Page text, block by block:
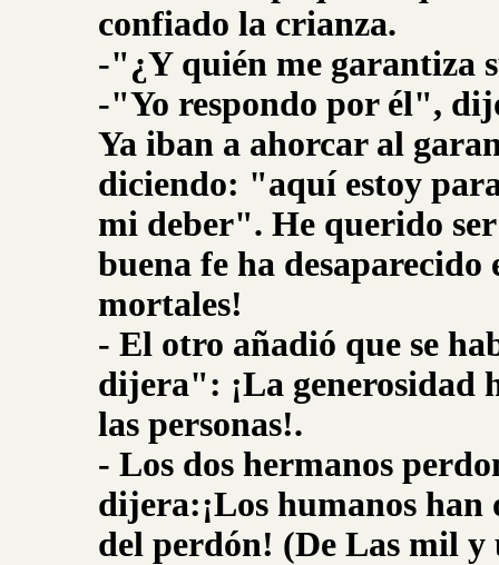
confiado la crianza.
-"¿Y quién me garantiza
-"Yo respondo por él",
Ya iban a ahorcar al
diciendo: "aquí estoy
mi deber". He querido
buena fe ha
mortales!
- El otro añadió que se
dijera": ¡La generosidad
las personas!.
- Los dos hermanos
dijera:¡Los humanos
del perdón! (De Las mil y